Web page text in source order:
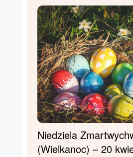
Niedziela
(Wielkanoc) – 20